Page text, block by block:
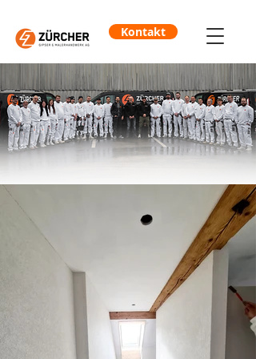
Kontakt